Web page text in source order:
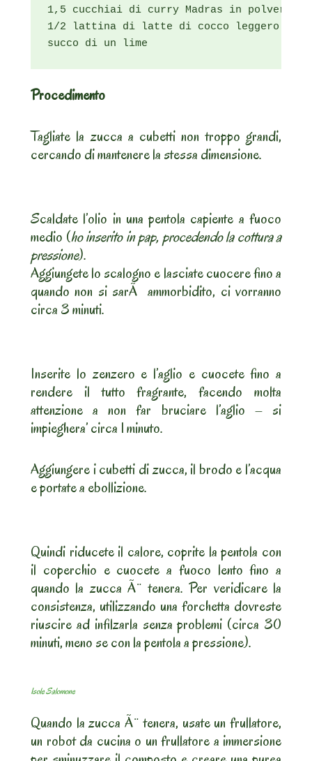
1,5 cucchiai di curry Madras in polvere *
1/2 lattina di latte di cocco leggero
succo di un lime
Procedimento
Tagliate la zucca a cubetti non troppo grandi,
cercando di mantenere la stessa dimensione.
Scaldate l’olio in una pentola capiente a fuoco
medio (ho inserito in pap, procedendo la cottura a
pressione).
Aggiungete lo scalogno e lasciate cuocere fino a
quando non si sarÃ ammorbidito, ci vorranno
circa 3 minuti.
Inserite lo zenzero e l’aglio e cuocete fino a
rendere il tutto fragrante, facendo molta
attenzione a non far bruciare l’aglio – si
impieghera’ circa 1 minuto.
Aggiungere i cubetti di zucca, il brodo e l’acqua
e portate a ebollizione.
Quindi riducete il calore, coprite la pentola con
il coperchio e cuocete a fuoco lento fino a
quando la zucca Ã¨ tenera. Per veridicare la
consistenza, utilizzando una forchetta dovreste
riuscire ad infilzarla senza problemi (circa 30
minuti, meno se con la pentola a pressione).
Isole Salomone
Quando la zucca Ã¨ tenera, usate un frullatore,
un robot da cucina o un frullatore a immersione